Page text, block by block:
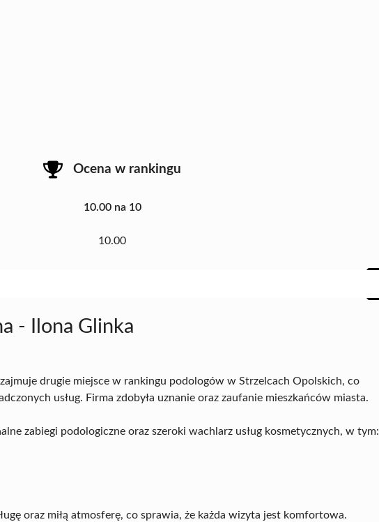
Ocena w rankingu
10.00 na 10
10.00
- Ilona Glinka
zajmuje drugie miejsce w rankingu podologów w Strzelcach Opolskich, co
usług. Firma zdobyła uznanie oraz zaufanie mieszkańców miasta.
zabiegi podologiczne oraz szeroki wachlarz usług kosmetycznych, w tym:
oraz miłą atmosferę, co sprawia, że każda wizyta jest komfortowa.